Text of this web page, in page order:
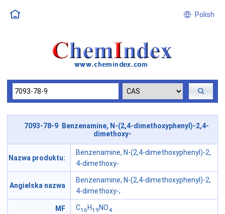
Polish
7093-78-9 Benzenamine, N-(2,4-dimethoxyphenyl)-2,4-
dimethoxy-
Nazwa produktu:
Benzenamine, N-(2,4-dimethoxyphenyl)-2,
4-dimethoxy-
Angielska nazwa
Benzenamine, N-(2,4-dimethoxyphenyl)-2,
4-dimethoxy-;
MF C16 H19 NO4